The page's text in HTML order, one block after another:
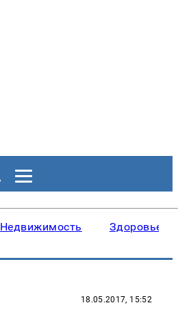
Недвижимость Здоровье
18.05.2017, 15:52